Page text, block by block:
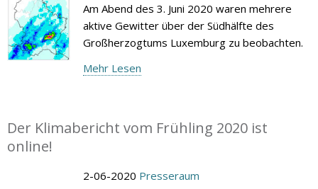
Am Abend des 3. Juni 2020 waren mehrere
aktive Gewitter über der Südhälfte des
Großherzogtums Luxemburg zu beobachten.
Mehr Lesen
Der Klimabericht vom Frühling 2020 ist
online!
2-06-2020 Presseraum